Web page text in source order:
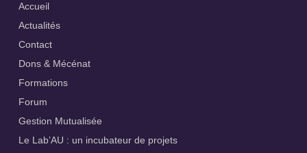
Accueil
Actualités
Contact
Dons & Mécénat
Formations
Forum
Gestion Mutualisée
Le Lab’AU : un incubateur de projets